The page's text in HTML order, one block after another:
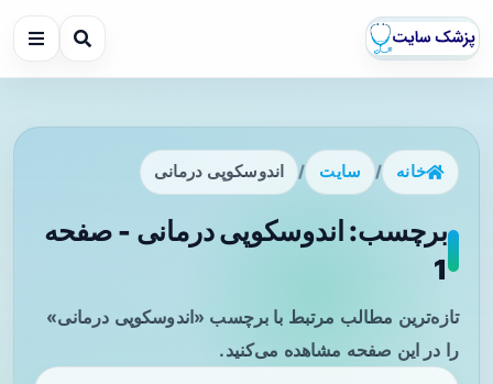
خانه / سایت / اندوسکوپی درمانی
برچسب: اندوسکوپی درمانی - صفحه
1
تازه‌ترین مطالب مرتبط با برچسب «اندوسکوپی درمانی»
را در این صفحه مشاهده می‌کنید.